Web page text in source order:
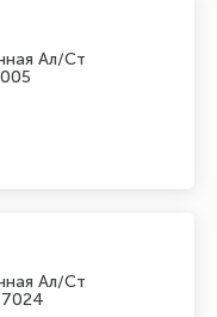
Ал/Ст
Ал/Ст